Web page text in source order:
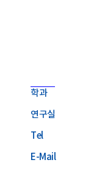
학과
연구실
Tel
E-Mail